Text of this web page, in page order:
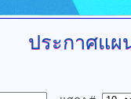
ประกาศแผ